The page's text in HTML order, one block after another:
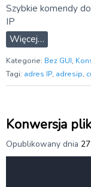
Szybkie komendy
IP
Więcej…
Kategorie: Bez GUI,
Tagi: adres IP, adresip,
Konwersja
Opublikowany dnia